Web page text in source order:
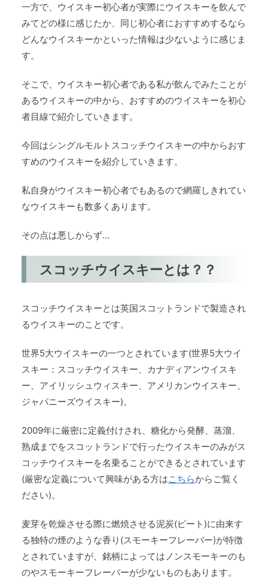
一方で、ウイスキー初心者が実際にウイスキーを飲んで
みてどの様に感じたか、同じ初心者におすすめするなら
どんなウイスキーかといった情報は少ないように感じま
す。
そこで、ウイスキー初心者である私が飲んでみたことが
あるウイスキーの中から、おすすめのウイスキーを初心
者目線で紹介していきます。
今回はシングルモルトスコッチウイスキーの中からおす
すめのウイスキーを紹介していきます。
私自身がウイスキー初心者でもあるので網羅しきれてい
なウイスキーも数多くあります。
その点は悪しからず…
スコッチウイスキーとは？？
スコッチウイスキーとは英国スコットランドで製造され
るウイスキーのことです。
世界5大ウイスキーの一つとされています(世界5大ウイ
スキー：スコッチウイスキー、カナディアンウイスキ
ー、アイリッシュウィスキー、アメリカンウイスキー、
ジャパニーズウイスキー)。
2009年に厳密に定義付けされ、糖化から発酵、蒸溜、
熟成までをスコットランドで行ったウイスキーのみがス
コッチウイスキーを名乗ることができるとされています
(厳密な定義について興味がある方はこちらからご覧く
ださい)。
麦芽を乾燥させる際に燃焼させる泥炭(ピート)に由来す
る独特の煙のような香り(スモーキーフレーバー)が特徴
とされていますが、銘柄によってはノンスモーキーのも
のやスモーキーフレーバーが少ないものもあります。